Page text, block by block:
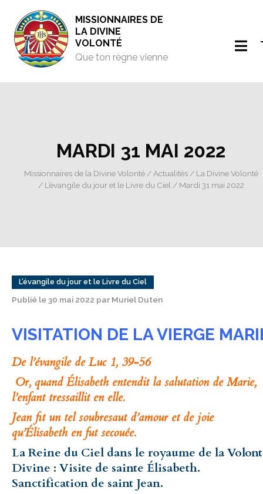
MISSIONNAIRES DE
LA DIVINE
VOLONTÉ
Que ton règne vienne
MARDI 31 MAI 2022
Missionnaires de la Divine Volonté/ Actualités/ La Divine Volonté
/ L’évangile du jour et le Livre du Ciel / Mardi 31 mai 2022
L’évangile du jour et le Livre du Ciel
Publié le 30 mai 2022 par Muriel Duten
VISITATION DE LA VIERGE
De l’évangile de Luc 1, 39-56
Or, quand Élisabeth entendit la salutation de Marie,
l’enfant tressaillit en elle.
Jean fit un tel soubresaut d’amour et de joie
qu’Élisabeth en fut secouée.
La Reine du Ciel dans le royaume de la
Divine : Visite de sainte Élisabeth.
Sanctification de saint Jean.